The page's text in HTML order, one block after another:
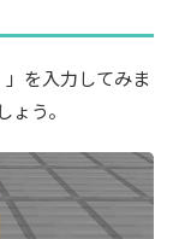
を入力してみま
ょう。